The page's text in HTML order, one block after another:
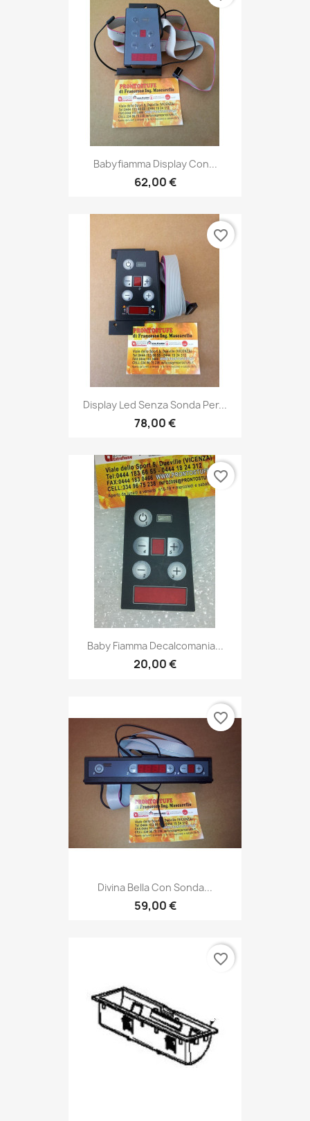
Babyfiamma Display Con...
62,00 €
Display Led Senza Sonda Per...
78,00 €
favorite_border
Baby Fiamma Decalcomania...
20,00 €
favorite_border
Divina Bella Con Sonda...
59,00 €
favorite_border
favorite_border